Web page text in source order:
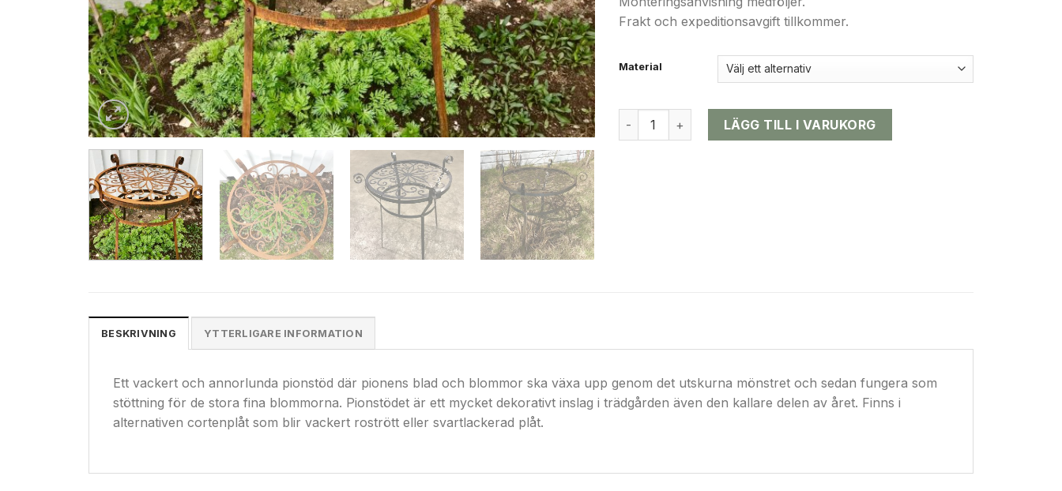
Frakt och expeditionsavgift tillkommer.
Material
Pionstöd mängd LÄGG TILL I VARUKORG
BESKRIVNING YTTERLIGARE INFORMATION
Ett vackert och annorlunda pionstöd där pionens blad och blommor ska växa upp genom det utskurna mönstret och sedan fungera som
stöttning för de stora fina blommorna. Pionstödet är ett mycket dekorativt inslag i trädgården även den kallare delen av året. Finns i
alternativen cortenplåt som blir vackert rostrött eller svartlackerad plåt.